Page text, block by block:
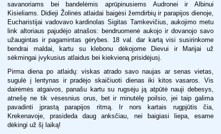
savanoriams bei bandelėmis aprūpinusiems Audronei ir Albinui
Kisieliams. Didieji Žolinės atlaidai baigėsi žemdirbių ir parapijos dienoje,
Eucharistijai vadovavo kardinolas Sigitas Tamkevičius, aukojimo metu
link altoriaus pajudėjo atnašos: bendruomenė aukojo ir dovanojo savo
užaugintas ir pagamintas gėrybes. 18 val. dar kartą visi susirinkome
bendrai maldai, kartu su klebonu dėkojome Dievui ir Marijai už
sėkmingai įvykusius atlaidus bei kiekvieną prisidėjusį.
Pirma diena po atlaidų: viskas atrado savo naujas ar senas vietas,
sugulė į lentynas ir pradėjo skaičiuoti dienas iki kitos vasaros. Vis
dairėmės atgaivos, panašu kartu su rugsėju ją atpūtė nauji debesys,
atnešę ne tik vėsesnius orus, bet ir minutėlę poilsio, jei taip galima
pavadinti įprastą parapijos ritmą. Ir nors kartais rugpjūtis čia,
Krekenavoje, prasideda daug anksčiau, nei baigiasi liepa, esame
dėkingi už šį laiką!